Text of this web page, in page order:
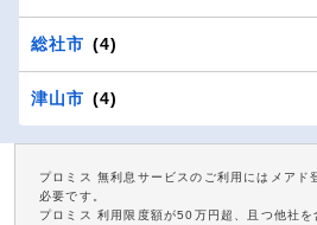
総社市 (4)
津山市 (4)
プロミス 無利息サービスのご利用にはメアド
必要です。
プロミス 利用限度額が50万円超、且つ他社